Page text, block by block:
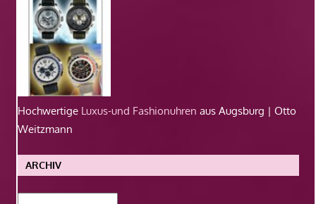
Hochwertige Luxus-und Fashionuhren aus Augsburg | Otto
Weitzmann
ARCHIV